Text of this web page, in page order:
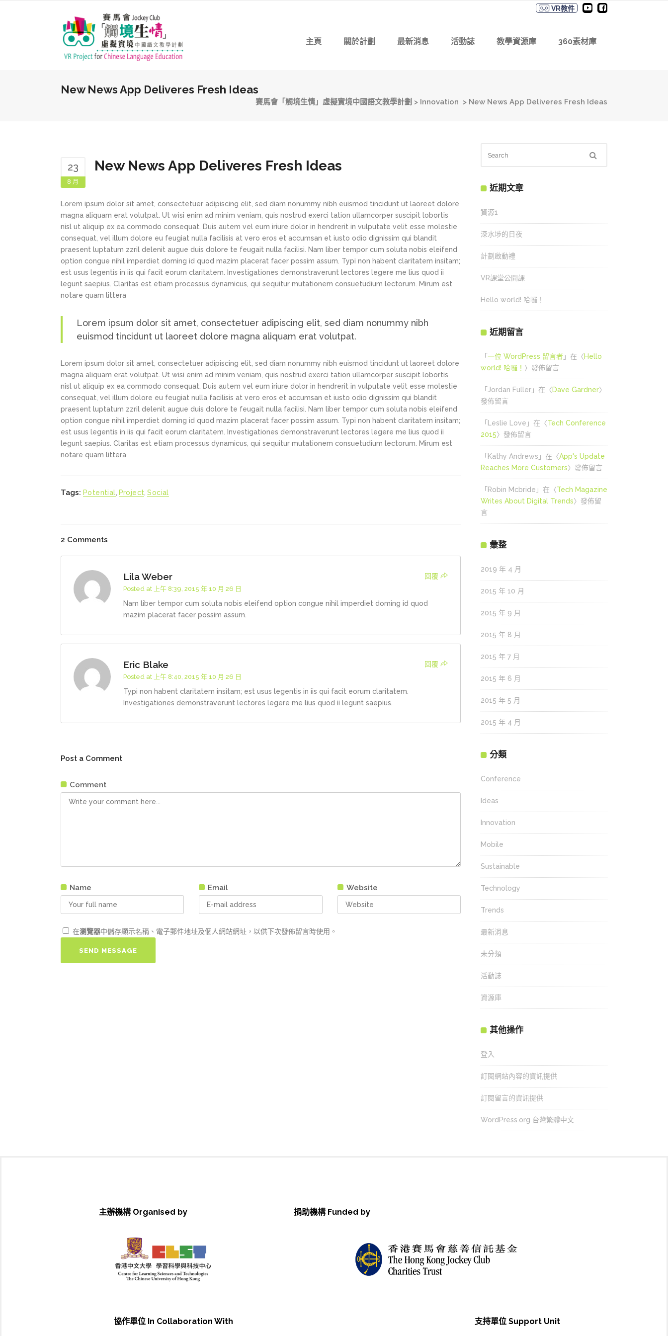
VR教件
主頁 關於計劃 最新消息 活動誌 教學資源庫 360素材庫
New News App Deliveres Fresh Ideas
賽馬會「觸境生情」虛擬實境中國語文教學計劃 > Innovation > New News App Deliveres Fresh Ideas
23
8 月
New News App Deliveres Fresh Ideas
Lorem ipsum dolor sit amet, consectetuer adipiscing elit, sed diam nonummy nibh euismod tincidunt ut laoreet dolore
magna aliquam erat volutpat. Ut wisi enim ad minim veniam, quis nostrud exerci tation ullamcorper suscipit lobortis
nisl ut aliquip ex ea commodo consequat. Duis autem vel eum iriure dolor in hendrerit in vulputate velit esse molestie
consequat, vel illum dolore eu feugiat nulla facilisis at vero eros et accumsan et iusto odio dignissim qui blandit
praesent luptatum zzril delenit augue duis dolore te feugait nulla facilisi. Nam liber tempor cum soluta nobis eleifend
option congue nihil imperdiet doming id quod mazim placerat facer possim assum. Typi non habent claritatem insitam;
est usus legentis in iis qui facit eorum claritatem. Investigationes demonstraverunt lectores legere me lius quod ii
legunt saepius. Claritas est etiam processus dynamicus, qui sequitur mutationem consuetudium lectorum. Mirum est
notare quam littera
Lorem ipsum dolor sit amet, consectetuer adipiscing elit, sed diam nonummy nibh
euismod tincidunt ut laoreet dolore magna aliquam erat volutpat.
Lorem ipsum dolor sit amet, consectetuer adipiscing elit, sed diam nonummy nibh euismod tincidunt ut laoreet dolore
magna aliquam erat volutpat. Ut wisi enim ad minim veniam, quis nostrud exerci tation ullamcorper suscipit lobortis
nisl ut aliquip ex ea commodo consequat. Duis autem vel eum iriure dolor in hendrerit in vulputate velit esse molestie
consequat, vel illum dolore eu feugiat nulla facilisis at vero eros et accumsan et iusto odio dignissim qui blandit
praesent luptatum zzril delenit augue duis dolore te feugait nulla facilisi. Nam liber tempor cum soluta nobis eleifend
option congue nihil imperdiet doming id quod mazim placerat facer possim assum. Typi non habent claritatem insitam;
est usus legentis in iis qui facit eorum claritatem. Investigationes demonstraverunt lectores legere me lius quod ii
legunt saepius. Claritas est etiam processus dynamicus, qui sequitur mutationem consuetudium lectorum. Mirum est
notare quam littera
Tags: Potential Project Social
2 Comments
Lila Weber 回覆
Posted at 上午 8:39, 2015 年 10 月 26 日
Nam liber tempor cum soluta nobis eleifend option congue nihil imperdiet doming id quod
mazim placerat facer possim assum.
Eric Blake 回覆
Posted at 上午 8:40, 2015 年 10 月 26 日
Typi non habent claritatem insitam; est usus legentis in iis qui facit eorum claritatem.
Investigationes demonstraverunt lectores legere me lius quod ii legunt saepius.
Post a Comment
Comment
Name Email Website
在瀏覽器中儲存顯示名稱、電子郵件地址及個人網站網址，以供下次發佈留言時使用。
近期文章
資源1
深水埗的日夜
計劃啟動禮
VR課堂公開課
Hello world! 哈囉！
近期留言
「 一位 WordPress 留言者 」在〈Hello
world! 哈囉！ 〉發佈留言
「 Jordan Fuller 」在〈Dave Gardner〉
發佈留言
「 Leslie Love 」在〈Tech Conference
2015〉發佈留言
「 Kathy Andrews 」在〈App's Update
Reaches More Customers〉發佈留言
「 Robin Mcbride 」在〈Tech Magazine
Writes About Digital Trends〉發佈留
言
彙整
2019 年 4 月
2015 年 10 月
2015 年 9 月
2015 年 8 月
2015 年 7 月
2015 年 6 月
2015 年 5 月
2015 年 4 月
分類
Conference
Ideas
Innovation
Mobile
Sustainable
Technology
Trends
最新消息
未分類
活動誌
資源庫
其他操作
登入
訂閱網站內容的資訊提供
訂閱留言的資訊提供
WordPress.org 台灣繁體中文
主辦機構 Organised by 捐助機構 Funded by
協作單位 In Collaboration With 支持單位 Support Unit